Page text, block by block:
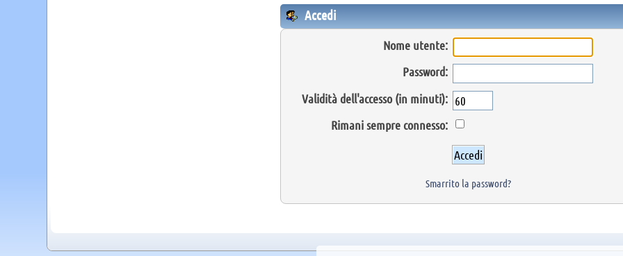
Accedi
Nome utente:
Password:
Validità dell'accesso (in minuti):
Rimani sempre connesso:
Smarrito la password?